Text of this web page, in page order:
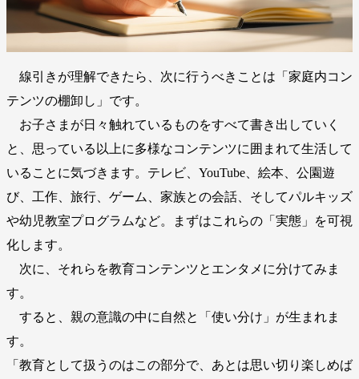
線引きが理解できたら、次に行うべきことは「家庭内コン
テンツの棚卸し」です。
お子さまが日々触れているものをすべて書き出していく
と、思っている以上に多様なコンテンツに囲まれて生活して
いることに気づきます。テレビ、YouTube、絵本、公園遊
び、工作、旅行、ゲーム、家族との会話、そしてパルキッズ
や幼児教室プログラムなど。まずはこれらの「実態」を可視
化します。
次に、それらを教育コンテンツとエンタメに分けてみま
す。
すると、親の意識の中に自然と「使い分け」が生まれま
す。
「教育として扱うのはこの部分で、あとは思い切り楽しめば